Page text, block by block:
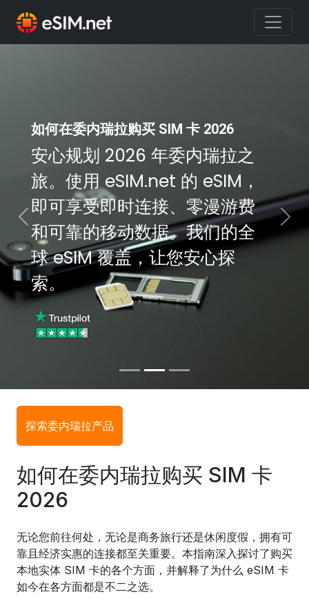
如何在委内瑞拉购买 SIM 卡 2026
安心规划 2026 年委内瑞拉之
旅。使用 eSIM.net 的 eSIM，
即可享受即时连接、零漫游费
和可靠的移动数据。我们的全
球 eSIM 覆盖，让您安心探
索。
Previous Next
探索委内瑞拉产品
如何在委内瑞拉购买 SIM 卡
2026
无论您前往何处，无论是商务旅行还是休闲度假，拥有可
靠且经济实惠的连接都至关重要。本指南深入探讨了购买
本地实体 SIM 卡的各个方面，并解释了为什么 eSIM 卡
如今在各方面都是不二之选。